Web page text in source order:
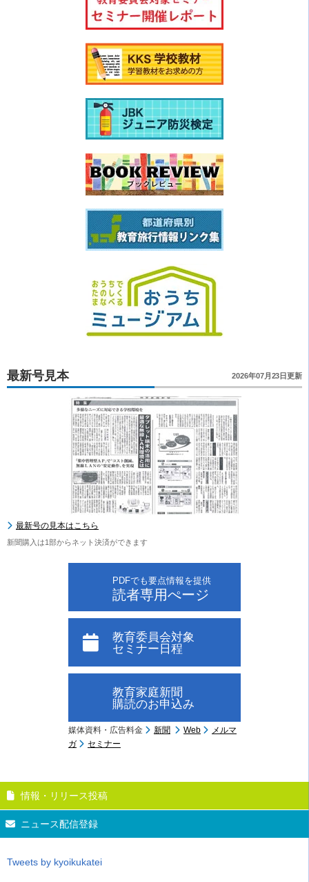
最新号見本 2026年07月23日更新
最新号の見本はこちら
新聞購入は1部からネット決済ができます
PDFでも要点情報を提供
読者専用ぺージ
教育委員会対象
セミナー日程
教育家庭新聞
購読のお申込み
媒体資料・広告料金 新聞 Web
メルマ
ガ
セミナー
情報・リリース投稿
ニュース配信登録
Tweets by kyoikukatei